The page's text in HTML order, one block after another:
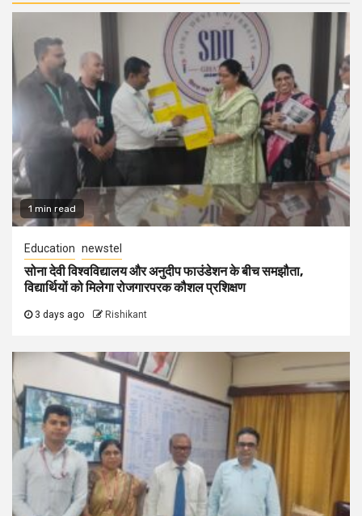
1 min read
Education newstel
सोना देवी विश्वविद्यालय और अनुदीप फाउंडेशन के बीच समझौता,
विद्यार्थियों को मिलेगा रोजगारपरक कौशल प्रशिक्षण
3 days ago Rishikant